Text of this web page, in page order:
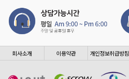
회사소개 이용약관 개인정보취급방침